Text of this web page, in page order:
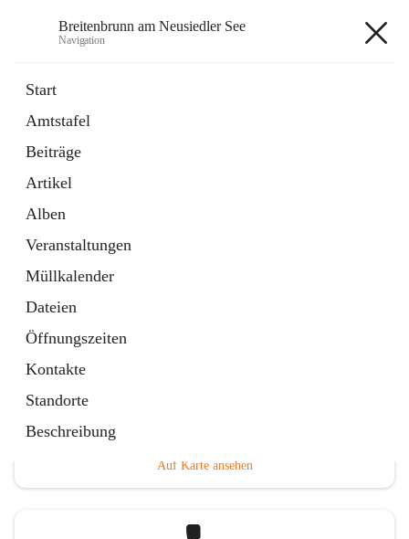
Breitenbrunn am Neusiedler See
Navigation
Start
Amtstafel
Beiträge
Artikel
Alben
Veranstaltungen
Müllkalender
Dateien
Öffnungszeiten
Kontakte
Standorte
Beschreibung
18 Schnellzugriffe
Gemeindeservice
Auf Karte ansehen